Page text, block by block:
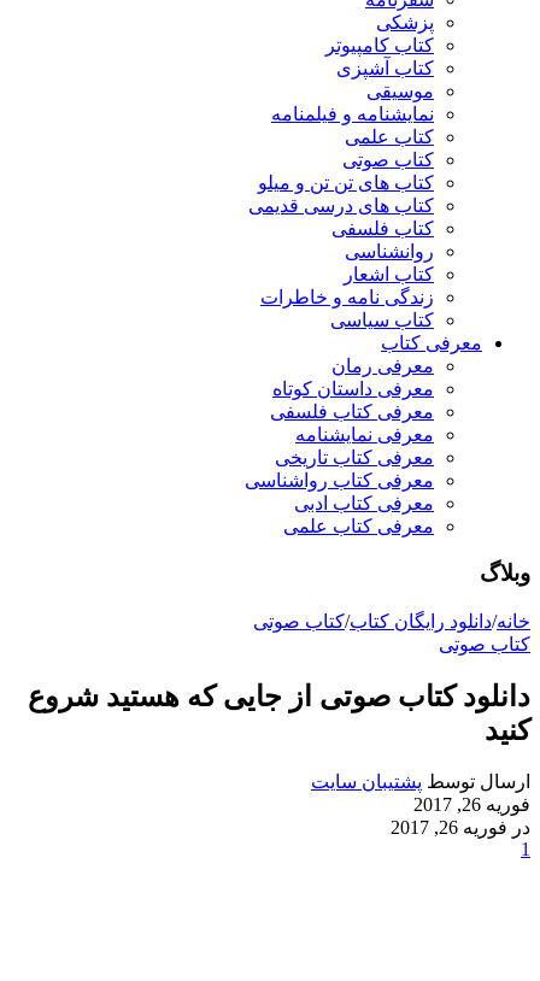
پزشکی
کتاب کامپیوتر
کتاب آشپزی
موسیقی
نمایشنامه و فیلمنامه
کتاب علمی
کتاب صوتی
کتاب های تن تن و میلو
کتاب های درسی قدیمی
کتاب فلسفی
روانشناسی
کتاب اشعار
زندگی نامه و خاطرات
کتاب سیاسی
معرفی کتاب
معرفی رمان
معرفی داستان کوتاه
معرفی کتاب فلسفی
معرفی نمایشنامه
معرفی کتاب تاریخی
معرفی کتاب رواشناسی
معرفی کتاب ادبی
معرفی کتاب علمی
وبلاگ
خانه/دانلود رایگان کتاب/کتاب صوتی
کتاب صوتی
دانلود کتاب صوتی از جایی که هستید شروع
کنید
ارسال توسط پشتیبان سایت
فوریه 26, 2017
در فوریه 26, 2017
1